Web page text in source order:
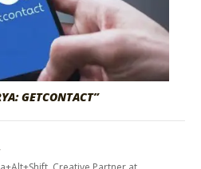
GETCONTACT”